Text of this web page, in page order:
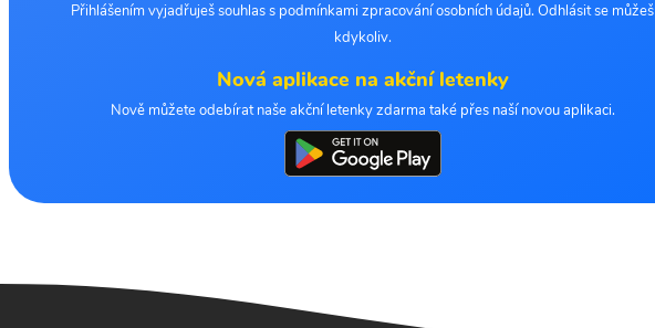
Přihlášením vyjadřuješ souhlas s podmínkami zpracování osobních údajů. Odhlásit se můžeš
kdykoliv.
Nová aplikace na akční letenky
Nově můžete odebírat naše akční letenky zdarma také přes naší novou aplikaci.